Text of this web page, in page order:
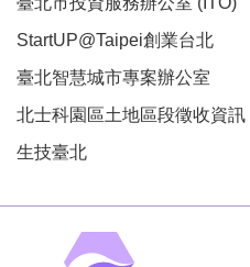
StartUP@Taipei創業台北
臺北智慧城市專案辦公室
北士科園區土地區段徵收資訊
生技臺北